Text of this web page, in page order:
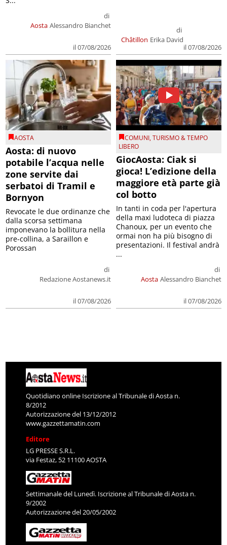
Aosta
di
Alessandro Bianchet
il 07/08/2026
Châtillon
di
Erika David
il 07/08/2026
AOSTA
Aosta: di nuovo
potabile l’acqua nelle
zone servite dai
serbatoi di Tramil e
Bornyon
di
Redazione Aostanews.it
il 07/08/2026
Revocate le due ordinanze che
dalla scorsa settimana
imponevano la bollitura nella
pre-collina, a Saraillon e
Porossan
COMUNI,TURISMO & TEMPO
LIBERO
GiocAosta: Ciak si
gioca! L’edizione della
maggiore età parte già
col botto
Aosta
di
Alessandro Bianchet
il 07/08/2026
In tanti in coda per l'apertura
della maxi ludoteca di piazza
Chanoux, per un evento che
ormai non ha più bisogno di
presentazioni. Il festival andrà
...
Quotidiano online Iscrizione al Tribunale di Aosta n.
8/2012
Autorizzazione del 13/12/2012
www.gazzettamatin.com
Editore
LG PRESSE S.R.L.
via Festaz, 52 11100 AOSTA
Settimanale del Lunedì. Iscrizione al Tribunale di Aosta n.
9/2002
Autorizzazione del 20/05/2002